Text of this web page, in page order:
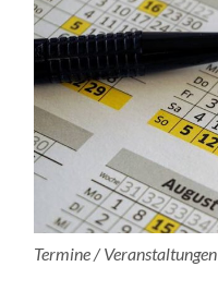
Termine / Veranstaltungen